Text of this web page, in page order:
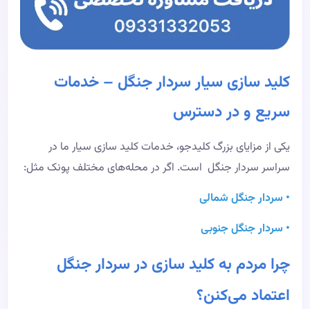
کلید سازی سیار سردار جنگل – خدمات
سریع و در دسترس
یکی از مزایای بزرگ کلیدجو، خدمات کلید سازی سیار ما در
سراسر سردار جنگل است. اگر در محله‌های مختلف پونک مثل:
• سردار جنگل شمالی
• سردار جنگل جنوبی
چرا مردم به کلید سازی در سردار جنگل
اعتماد می‌کنن؟